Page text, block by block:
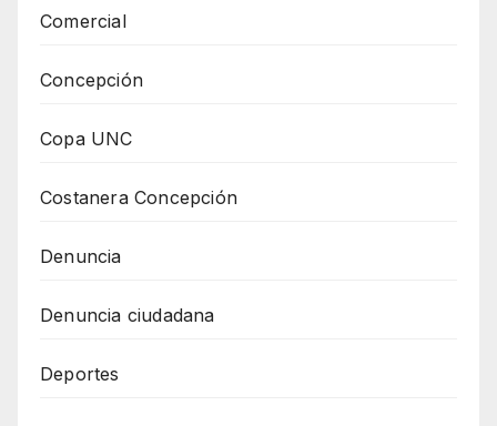
Comercial
Concepción
Copa UNC
Costanera Concepción
Denuncia
Denuncia ciudadana
Deportes